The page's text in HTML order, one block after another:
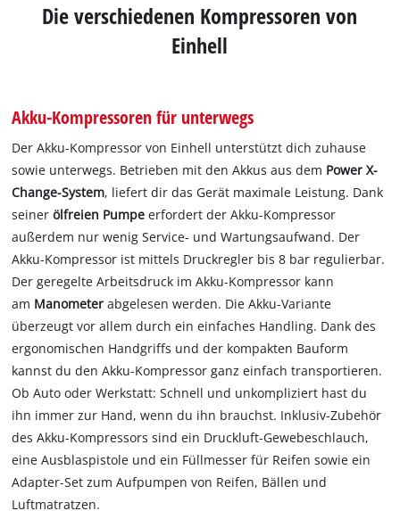
Die verschiedenen Kompressoren von
Einhell
Akku-Kompressoren für unterwegs
Der Akku-Kompressor von Einhell unterstützt dich zuhause
sowie unterwegs. Betrieben mit den Akkus aus dem Power X-
Change-System, liefert dir das Gerät maximale Leistung. Dank
seinerölfreien Pumpe erfordert der Akku-Kompressor
außerdem nur wenig Service- und Wartungsaufwand. Der
Akku-Kompressor ist mittels Druckregler bis 8 bar regulierbar.
Der geregelte Arbeitsdruck im Akku-Kompressor kann
am Manometerabgelesen werden. Die Akku-Variante
überzeugt vor allem durch ein einfaches Handling. Dank des
ergonomischen Handgriffs und der kompakten Bauform
kannst du den Akku-Kompressor ganz einfach transportieren.
Ob Auto oder Werkstatt: Schnell und unkompliziert hast du
ihn immer zur Hand, wenn du ihn brauchst. Inklusiv-Zubehör
des Akku-Kompressors sind ein Druckluft-Gewebeschlauch,
eine Ausblaspistole und ein Füllmesser für Reifen sowie ein
Adapter-Set zum Aufpumpen von Reifen, Bällen und
Luftmatratzen.